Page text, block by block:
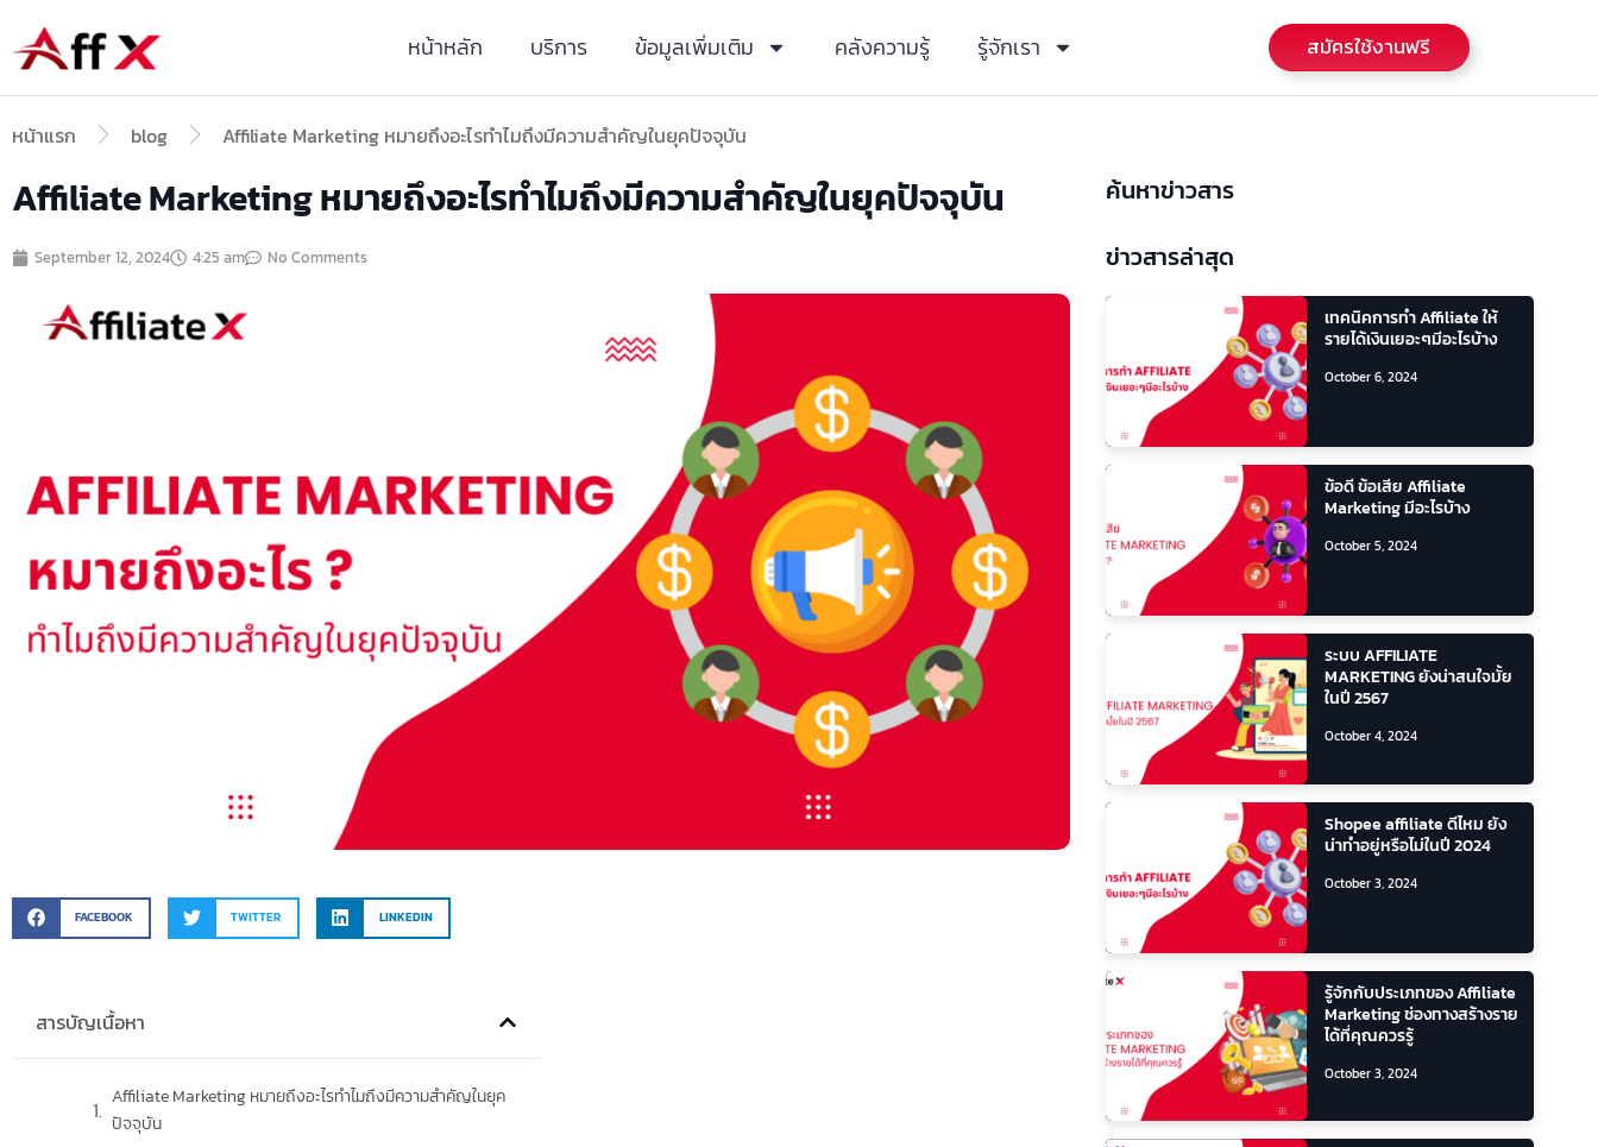
to
content
หน้าหลัก บริการ ข้อมูลเพิ่มเติม คลังความรู้ รู้จักเรา สมัครใช้งานฟรี
หน้าแรก blog Affiliate Marketing หมายถึงอะไรทำไมถึงมีความสำคัญในยุคปัจจุบัน
Affiliate Marketing หมายถึงอะไรทำไมถึงมีความสำคัญในยุคปัจจุบัน
September 12, 2024 4:25 am No Comments
FACEBOOK TWITTER LINKEDIN
สารบัญเนื้อหา
Affiliate Marketing หมายถึงอะไรทำไมถึงมีความสำคัญในยุค
ปัจจุบัน
ค้นหาข่าวสาร
ข่าวสารล่าสุด
เทคนิคการทำ Affiliate ให้
รายได้เงินเยอะๆมีอะไรบ้าง
October 6, 2024
ข้อดี ข้อเสีย Affiliate
Marketing มีอะไรบ้าง
October 5, 2024
ระบบ AFFILIATE
MARKETING ยังน่าสนใจมั้ย
ในปี 2567
October 4, 2024
Shopee affiliate ดีไหม ยัง
น่าทำอยู่หรือไม่ในปี 2024
October 3, 2024
รู้จักกับประเภทของ Affiliate
Marketing ช่องทางสร้างราย
ได้ที่คุณควรรู้
October 3, 2024